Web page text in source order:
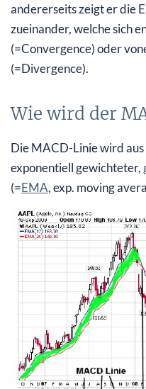
andererseits zeigt er die
zueinander, welche sich
(=Convergence) oder
(=Divergence).
Wie wird der
Die MACD-Linie wird
exponentiell gewichteter,
(=EMA, exp. moving